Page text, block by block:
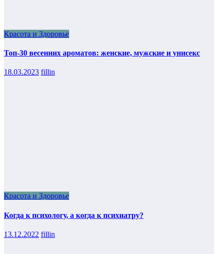
Красота и Здоровье
Топ-30 весенних ароматов: женские, мужские и унисекс
18.03.2023 fillin
Красота и Здоровье
Когда к психологу, а когда к психиатру?
13.12.2022 fillin